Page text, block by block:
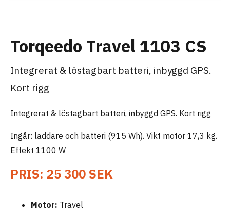
Torqeedo Travel 1103 CS
Integrerat & löstagbart batteri, inbyggd GPS.
Kort rigg
Integrerat & löstagbart batteri, inbyggd GPS. Kort rigg
Ingår: laddare och batteri (915 Wh). Vikt motor 17,3 kg.
Effekt 1100 W
PRIS: 25 300 SEK
Motor: Travel